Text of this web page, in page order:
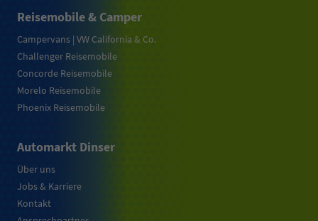
Reisemobile & Camper
Campervans | VW California & Co.
Challenger Reisemobile
Concorde Reisemobile
Morelo Reisemobile
Phoenix Reisemobile
Automarkt Dinser
Über uns
Jobs & Karriere
Kontakt